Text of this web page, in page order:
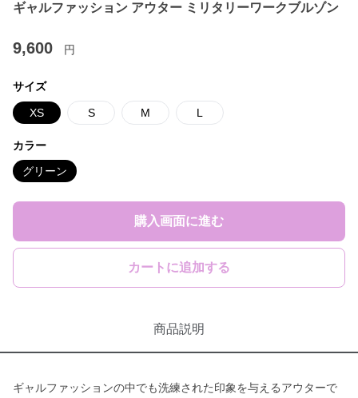
ギャルファッション アウター ミリタリーワークブルゾン
9,600 円
サイズ
XS S M L
カラー
グリーン
購入画面に進む
カートに追加する
商品説明
ギャルファッションの中でも洗練された印象を与えるアウターで